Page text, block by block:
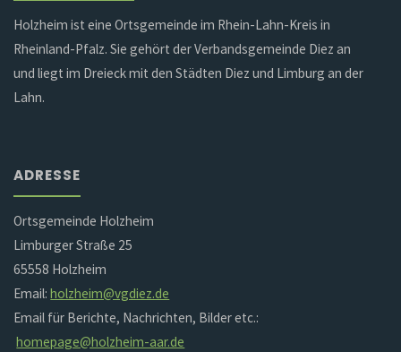
Holzheim ist eine Ortsgemeinde im Rhein-Lahn-Kreis in
Rheinland-Pfalz. Sie gehört der Verbandsgemeinde Diez an
und liegt im Dreieck mit den Städten Diez und Limburg an der
Lahn.
ADRESSE
Ortsgemeinde Holzheim
Limburger Straße 25
65558 Holzheim
Email:holzheim@vgdiez.de
Email für Berichte, Nachrichten, Bilder etc.:
homepage@holzheim-aar.de